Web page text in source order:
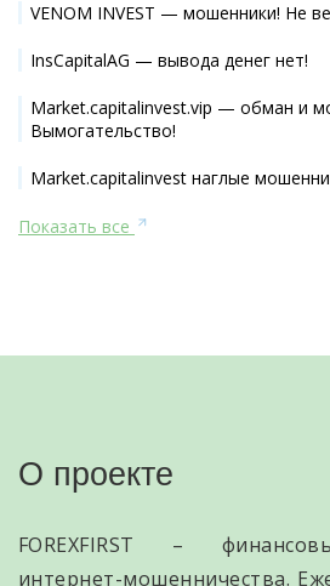
VENOM INVEST — мошенники! Не
InsCapitalAG — вывода денег нет!
Market.capitalinvest.vip — обман и
Вымогательство!
Market.capitalinvest наглые
Показать все
О проекте
FOREXFIRST –
интернет-мошенничества.